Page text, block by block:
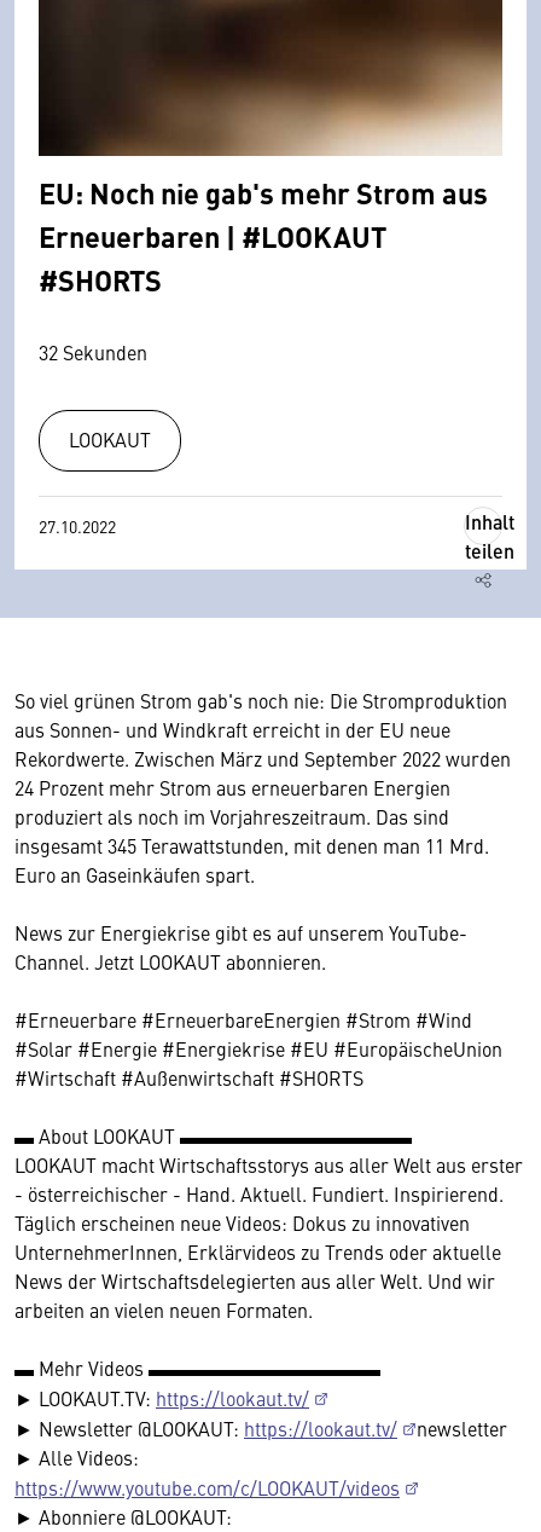
EU: Noch nie gab's mehr Strom aus
Erneuerbaren | #LOOKAUT
#SHORTS
32 Sekunden
LOOKAUT
27.10.2022
Inhalt
teilen
So viel grünen Strom gab's noch nie: Die Stromproduktion
aus Sonnen- und Windkraft erreicht in der EU neue
Rekordwerte. Zwischen März und September 2022 wurden
24 Prozent mehr Strom aus erneuerbaren Energien
produziert als noch im Vorjahreszeitraum. Das sind
insgesamt 345 Terawattstunden, mit denen man 11 Mrd.
Euro an Gaseinkäufen spart.
News zur Energiekrise gibt es auf unserem YouTube-
Channel. Jetzt LOOKAUT abonnieren.
#Erneuerbare #ErneuerbareEnergien #Strom #Wind
#Solar #Energie #Energiekrise #EU #EuropäischeUnion
#Wirtschaft #Außenwirtschaft #SHORTS
▬ About LOOKAUT ▬▬▬▬▬▬▬▬▬▬▬▬
LOOKAUT macht Wirtschaftsstorys aus aller Welt aus erster
- österreichischer - Hand. Aktuell. Fundiert. Inspirierend.
Täglich erscheinen neue Videos: Dokus zu innovativen
UnternehmerInnen, Erklärvideos zu Trends oder aktuelle
News der Wirtschaftsdelegierten aus aller Welt. Und wir
arbeiten an vielen neuen Formaten.
▬ Mehr Videos ▬▬▬▬▬▬▬▬▬▬▬▬
► LOOKAUT.TV: https://lookaut.tv/
► Newsletter @LOOKAUT: https://lookaut.tv/
newsletter
► Alle Videos:
https://www.youtube.com/c/LOOKAUT/videos
► Abonniere @LOOKAUT: